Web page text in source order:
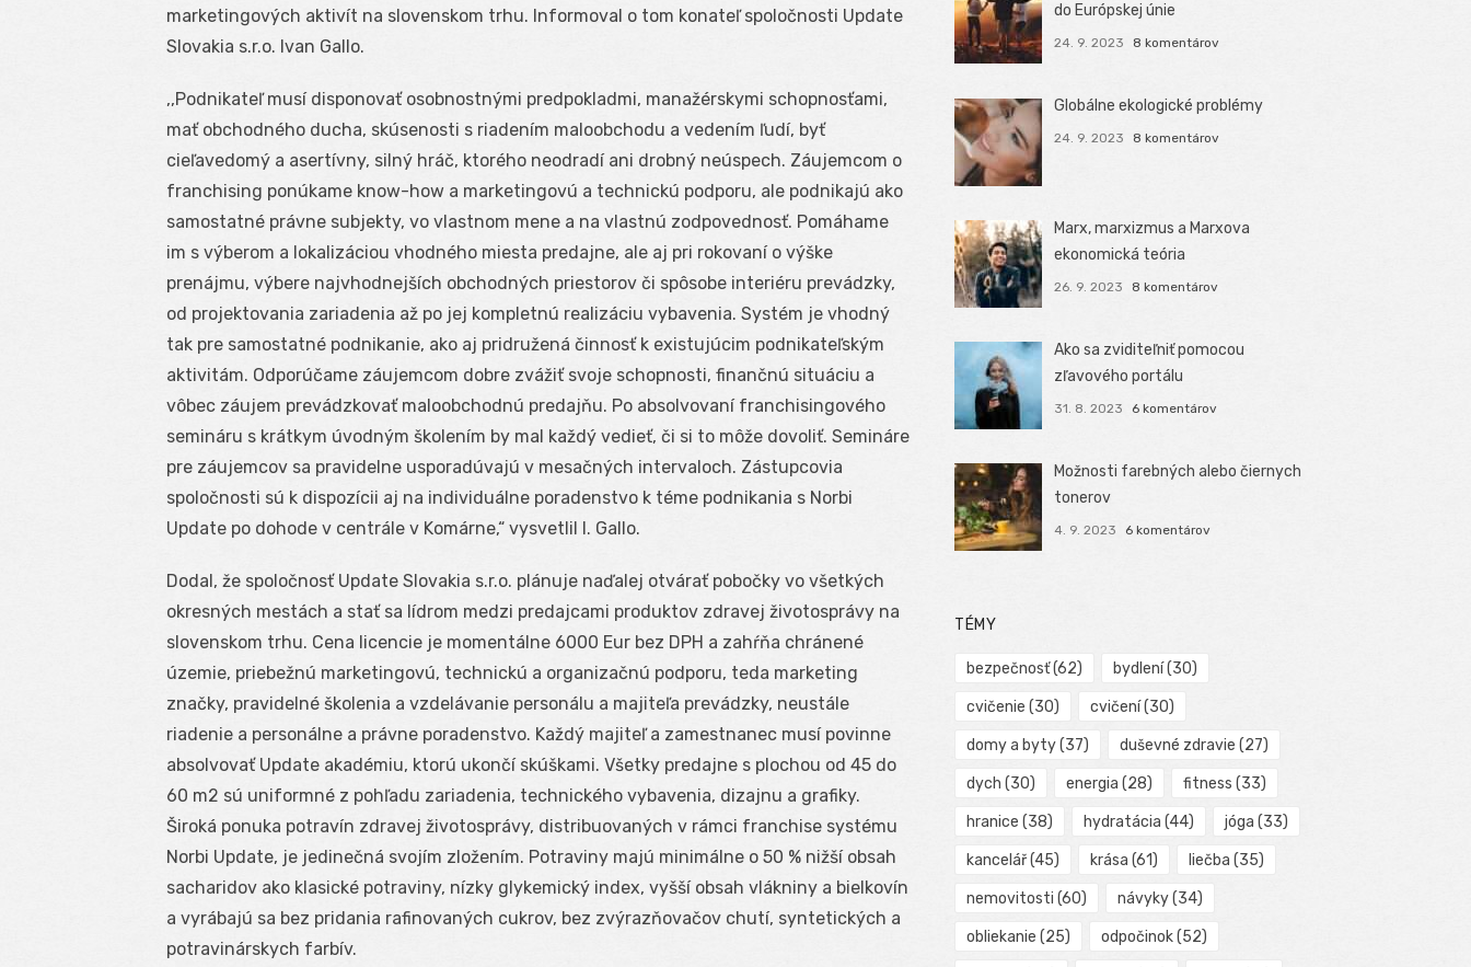
marketingových aktivít na slovenskom trhu. Informoval o tom konateľ spoločnosti Update
Slovakia s.r.o. Ivan Gallo.
,,Podnikateľ musí disponovať osobnostnými predpokladmi, manažérskymi schopnosťami,
mať obchodného ducha, skúsenosti s riadením maloobchodu a vedením ľudí, byť
cieľavedomý a asertívny, silný hráč, ktorého neodradí ani drobný neúspech. Záujemcom o
franchising ponúkame know-how a marketingovú a technickú podporu, ale podnikajú ako
samostatné právne subjekty, vo vlastnom mene a na vlastnú zodpovednosť. Pomáhame
im s výberom a lokalizáciou vhodného miesta predajne, ale aj pri rokovaní o výške
prenájmu, výbere najvhodnejších obchodných priestorov či spôsobe interiéru prevádzky,
od projektovania zariadenia až po jej kompletnú realizáciu vybavenia. Systém je vhodný
tak pre samostatné podnikanie, ako aj pridružená činnosť k existujúcim podnikateľským
aktivitám. Odporúčame záujemcom dobre zvážiť svoje schopnosti, finančnú situáciu a
vôbec záujem prevádzkovať maloobchodnú predajňu. Po absolvovaní franchisingového
semináru s krátkym úvodným školením by mal každý vedieť, či si to môže dovoliť. Semináre
pre záujemcov sa pravidelne usporadúvajú v mesačných intervaloch. Zástupcovia
spoločnosti sú k dispozícii aj na individuálne poradenstvo k téme podnikania s Norbi
Update po dohode v centrále v Komárne,“ vysvetlil I. Gallo.
Dodal, že spoločnosť Update Slovakia s.r.o. plánuje naďalej otvárať pobočky vo všetkých
okresných mestách a stať sa lídrom medzi predajcami produktov zdravej životosprávy na
slovenskom trhu. Cena licencie je momentálne 6000 Eur bez DPH a zahŕňa chránené
územie, priebežnú marketingovú, technickú a organizačnú podporu, teda marketing
značky, pravidelné školenia a vzdelávanie personálu a majiteľa prevádzky, neustále
riadenie a personálne a právne poradenstvo. Každý majiteľ a zamestnanec musí povinne
absolvovať Update akadémiu, ktorú ukončí skúškami. Všetky predajne s plochou od 45 do
60 m2 sú uniformné z pohľadu zariadenia, technického vybavenia, dizajnu a grafiky.
Široká ponuka potravín zdravej životosprávy, distribuovaných v rámci franchise systému
Norbi Update, je jedinečná svojím zložením. Potraviny majú minimálne o 50 % nižší obsah
sacharidov ako klasické potraviny, nízky glykemický index, vyšší obsah vlákniny a bielkovín
a vyrábajú sa bez pridania rafinovaných cukrov, bez zvýrazňovačov chutí, syntetických a
potravinárskych farbív.
do Európskej únie
24. 9. 2023 8 komentárov
Globálne ekologické problémy
24. 9. 2023 8 komentárov
Marx, marxizmus a Marxova
ekonomická teória
26. 9. 2023 8 komentárov
Ako sa zviditeľniť pomocou
zľavového portálu
31. 8. 2023 6 komentárov
Možnosti farebných alebo čiernych
tonerov
4. 9. 2023 6 komentárov
TÉMY
bezpečnosť(62) bydlení(30)
cvičenie (30) cvičení(30)
domy a byty(37) duševné zdravie (27)
dych (30) energia (28) fitness (33)
hranice (38) hydratácia (44) jóga (33)
kancelář(45) krása (61) liečba (35)
nemovitosti (60) návyky(34)
obliekanie (25) odpočinok(52)